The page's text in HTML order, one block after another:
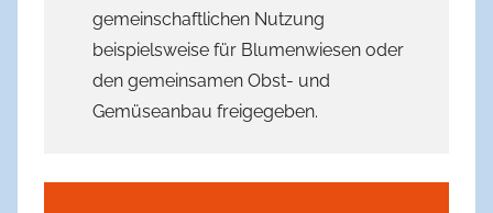
gemeinschaftlichen Nutzung
beispielsweise für Blumenwiesen oder
den gemeinsamen Obst- und
Gemüseanbau freigegeben.